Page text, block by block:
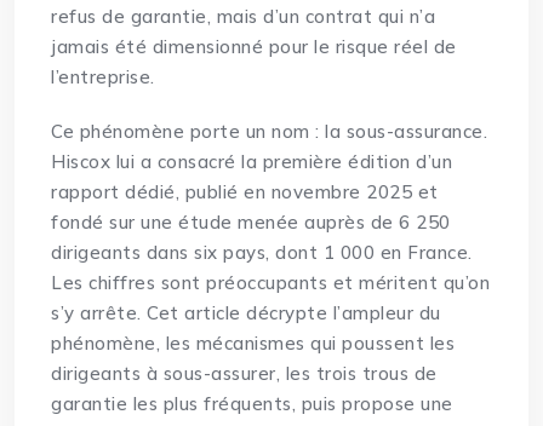
refus de garantie, mais d’un contrat qui n’a
jamais été dimensionné pour le risque réel de
l’entreprise.
Ce phénomène porte un nom : la sous-assurance.
Hiscox lui a consacré la première édition d’un
rapport dédié, publié en novembre 2025 et
fondé sur une étude menée auprès de 6 250
dirigeants dans six pays, dont 1 000 en France.
Les chiffres sont préoccupants et méritent qu’on
s’y arrête. Cet article décrypte l’ampleur du
phénomène, les mécanismes qui poussent les
dirigeants à sous-assurer, les trois trous de
garantie les plus fréquents, puis propose une